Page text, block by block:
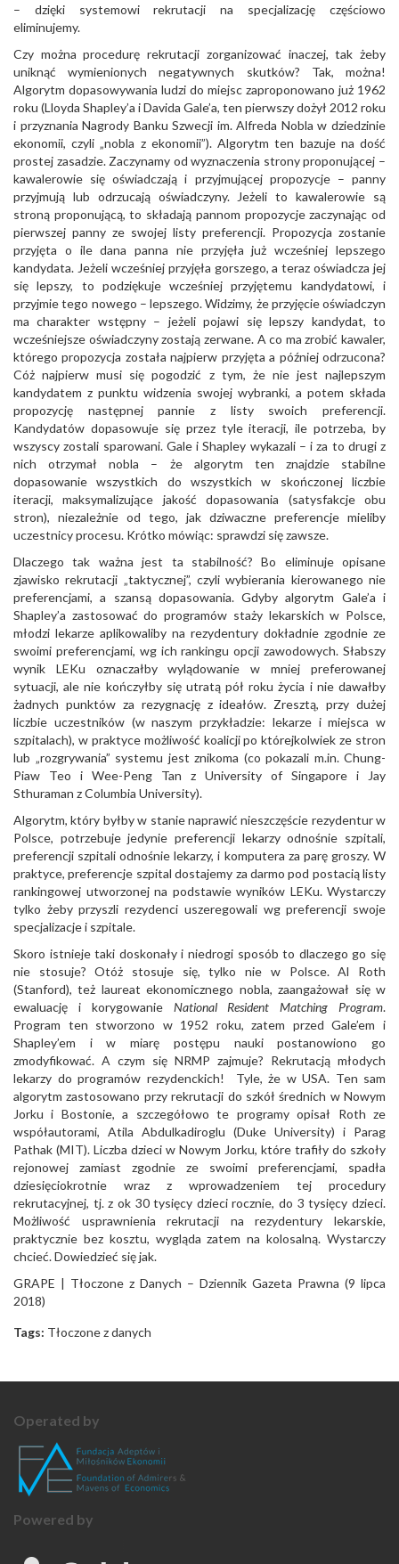
– dzięki systemowi rekrutacji na specjalizację częściowo
eliminujemy.
Czy można procedurę rekrutacji zorganizować inaczej, tak żeby
uniknąć wymienionych negatywnych skutków? Tak, można!
Algorytm dopasowywania ludzi do miejsc zaproponowano już 1962
roku (Lloyda Shapley’a i Davida Gale’a, ten pierwszy dożył 2012 roku
i przyznania Nagrody Banku Szwecji im. Alfreda Nobla w dziedzinie
ekonomii, czyli „nobla z ekonomii”). Algorytm ten bazuje na dość
prostej zasadzie. Zaczynamy od wyznaczenia strony proponującej –
kawalerowie się oświadczają i przyjmującej propozycje – panny
przyjmują lub odrzucają oświadczyny. Jeżeli to kawalerowie są
stroną proponującą, to składają pannom propozycje zaczynając od
pierwszej panny ze swojej listy preferencji. Propozycja zostanie
przyjęta o ile dana panna nie przyjęła już wcześniej lepszego
kandydata. Jeżeli wcześniej przyjęła gorszego, a teraz oświadcza jej
się lepszy, to podziękuje wcześniej przyjętemu kandydatowi, i
przyjmie tego nowego – lepszego. Widzimy, że przyjęcie oświadczyn
ma charakter wstępny – jeżeli pojawi się lepszy kandydat, to
wcześniejsze oświadczyny zostają zerwane. A co ma zrobić kawaler,
którego propozycja została najpierw przyjęta a później odrzucona?
Cóż najpierw musi się pogodzić z tym, że nie jest najlepszym
kandydatem z punktu widzenia swojej wybranki, a potem składa
propozycję następnej pannie z listy swoich preferencji.
Kandydatów dopasowuje się przez tyle iteracji, ile potrzeba, by
wszyscy zostali sparowani. Gale i Shapley wykazali – i za to drugi z
nich otrzymał nobla – że algorytm ten znajdzie stabilne
dopasowanie wszystkich do wszystkich w skończonej liczbie
iteracji, maksymalizujące jakość dopasowania (satysfakcje obu
stron), niezależnie od tego, jak dziwaczne preferencje mieliby
uczestnicy procesu. Krótko mówiąc: sprawdzi się zawsze.
Dlaczego tak ważna jest ta stabilność? Bo eliminuje opisane
zjawisko rekrutacji „taktycznej”, czyli wybierania kierowanego nie
preferencjami, a szansą dopasowania. Gdyby algorytm Gale’a i
Shapley’a zastosować do programów staży lekarskich w Polsce,
młodzi lekarze aplikowaliby na rezydentury dokładnie zgodnie ze
swoimi preferencjami, wg ich rankingu opcji zawodowych. Słabszy
wynik LEKu oznaczałby wylądowanie w mniej preferowanej
sytuacji, ale nie kończyłby się utratą pół roku życia i nie dawałby
żadnych punktów za rezygnację z ideałów. Zresztą, przy dużej
liczbie uczestników (w naszym przykładzie: lekarze i miejsca w
szpitalach), w praktyce możliwość koalicji po którejkolwiek ze stron
lub „rozgrywania” systemu jest znikoma (co pokazali m.in. Chung-
Piaw Teo i Wee-Peng Tan z University of Singapore i Jay
Sthuraman z Columbia University).
Algorytm, który byłby w stanie naprawić nieszczęście rezydentur w
Polsce, potrzebuje jedynie preferencji lekarzy odnośnie szpitali,
preferencji szpitali odnośnie lekarzy, i komputera za parę groszy. W
praktyce, preferencje szpital dostajemy za darmo pod postacią listy
rankingowej utworzonej na podstawie wyników LEKu. Wystarczy
tylko żeby przyszli rezydenci uszeregowali wg preferencji swoje
specjalizacje i szpitale.
Skoro istnieje taki doskonały i niedrogi sposób to dlaczego go się
nie stosuje? Otóż stosuje się, tylko nie w Polsce. Al Roth
(Stanford), też laureat ekonomicznego nobla, zaangażował się w
ewaluację i korygowanie National Resident Matching Program.
Program ten stworzono w 1952 roku, zatem przed Gale’em i
Shapley’em i w miarę postępu nauki postanowiono go
zmodyfikować. A czym się NRMP zajmuje? Rekrutacją młodych
lekarzy do programów rezydenckich! Tyle, że w USA. Ten sam
algorytm zastosowano przy rekrutacji do szkół średnich w Nowym
Jorku i Bostonie, a szczegółowo te programy opisał Roth ze
współautorami, Atila Abdulkadiroglu (Duke University) i Parag
Pathak (MIT). Liczba dzieci w Nowym Jorku, które trafiły do szkoły
rejonowej zamiast zgodnie ze swoimi preferencjami, spadła
dziesięciokrotnie wraz z wprowadzeniem tej procedury
rekrutacyjnej, tj. z ok 30 tysięcy dzieci rocznie, do 3 tysięcy dzieci.
Możliwość usprawnienia rekrutacji na rezydentury lekarskie,
praktycznie bez kosztu, wygląda zatem na kolosalną. Wystarczy
chcieć. Dowiedzieć się jak.
GRAPE | Tłoczone z Danych – Dziennik Gazeta Prawna (9 lipca
2018)
Tags: Tłoczone z danych
Operated by
Powered by